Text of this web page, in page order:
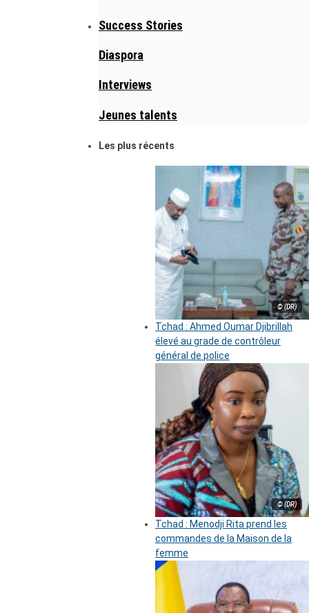
Success Stories
Diaspora
Interviews
Jeunes talents
Les plus récents
© (DR)
Tchad : Ahmed Oumar Djibrillah
élevé au grade de contrôleur
général de police
© (DR)
Tchad : Menodji Rita prend les
commandes de la Maison de la
femme